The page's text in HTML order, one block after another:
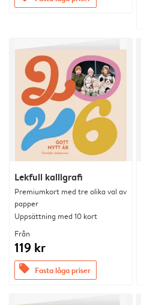
Lekfull kalligrafi
Premiumkort med tre olika val av
papper
Uppsättning med 10 kort
Från
119 kr
offers Fasta låga priser